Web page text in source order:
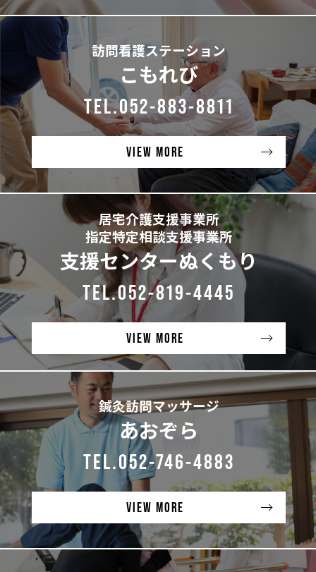
訪問看護ステーション
こもれび
TEL.052-883-8811
VIEW MORE
居宅介護支援事業所
指定特定相談支援事業所
支援センターぬくもり
TEL.052-819-4445
VIEW MORE
鍼灸訪問マッサージ
あおぞら
TEL.052-746-4883
VIEW MORE